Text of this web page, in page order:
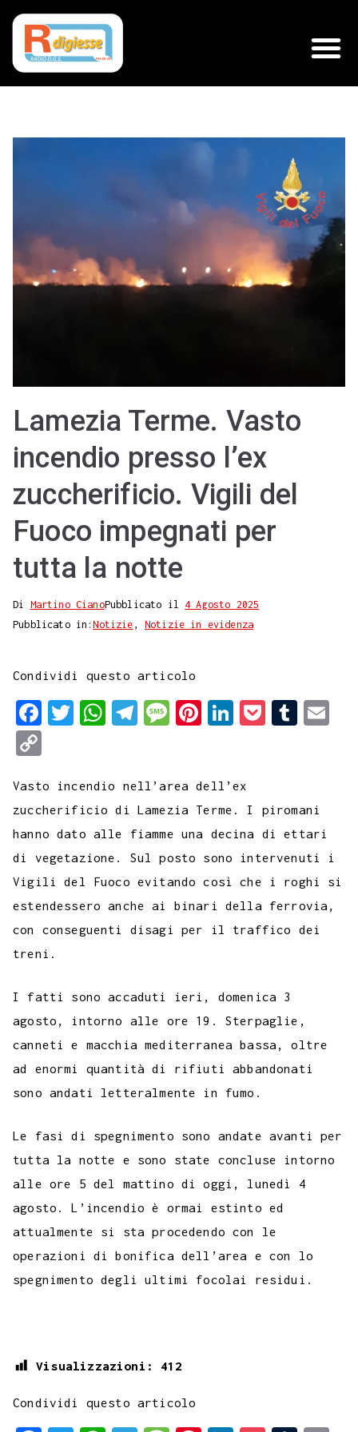
Lamezia Terme. Vasto
incendio presso l’ex
zuccherificio. Vigili del
Fuoco impegnati per
tutta la notte
Di Martino CianoPubblicato il4 Agosto 2025
Pubblicato in:Notizie , Notizie in evidenza
Condividi questo articolo
F
e
b
o
o
k
T
t
t
e
r
W
t
s
A
p
p
T
e
g
r
a
m
M
s
a
g
e
P
t
e
r
e
s
t
L
k
e
d
I
n
e
t
T
l
r
p
y
L
i
n
k
Vasto incendio nell’area dell’ex
zuccherificio di Lamezia Terme. I piromani
hanno dato alle fiamme una decina di ettari
di vegetazione. Sul posto sono intervenuti i
Vigili del Fuoco evitando così che i roghi si
estendessero anche ai binari della ferrovia,
con conseguenti disagi per il traffico dei
treni.
I fatti sono accaduti ieri, domenica 3
agosto, intorno alle ore 19. Sterpaglie,
canneti e macchia mediterranea bassa, oltre
ad enormi quantità di rifiuti abbandonati
sono andati letteralmente in fumo.
Le fasi di spegnimento sono andate avanti per
tutta la notte e sono state concluse intorno
alle ore 5 del mattino di oggi, lunedì 4
agosto. L’incendio è ormai estinto ed
attualmente si sta procedendo con le
operazioni di bonifica dell’area e con lo
spegnimento degli ultimi focolai residui.
Visualizzazioni: 412
Condividi questo articolo